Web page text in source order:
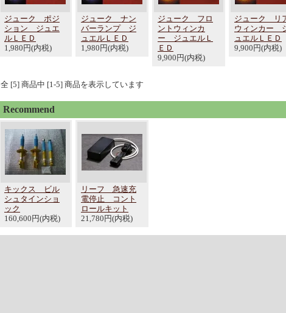
ジューク ポジ
ション ジュエ
ルＬＥＤ
1,980円(内税)
ジューク ナン
バーランプ ジ
ュエルＬＥＤ
1,980円(内税)
ジューク フロ
ントウィンカ
ー ジュエルＬ
ＥＤ
9,900円(内税)
ジューク リ
ウィンカー
ュエルＬＥＤ
9,900円(内税)
全 [5] 商品中 [1-5] 商品を表示しています
Recommend
キックス ビル
シュタインショ
ック
160,600円(内税)
リーフ 急速充
電停止 コント
ロールキット
21,780円(内税)